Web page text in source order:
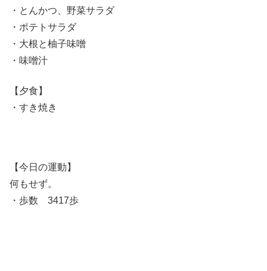
・とんかつ、野菜サラダ
・ポテトサラダ
・大根と柚子味噌
・味噌汁
【夕食】
・すき焼き
【今日の運動】
何もせず。
・歩数 3417歩